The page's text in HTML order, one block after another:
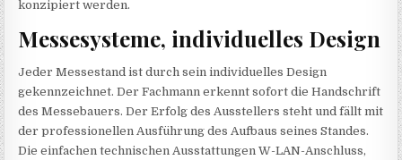
konzipiert werden.
Messesysteme, individuelles Design
Jeder Messestand ist durch sein individuelles Design
gekennzeichnet. Der Fachmann erkennt sofort die Handschrift
des Messebauers. Der Erfolg des Ausstellers steht und fällt mit
der professionellen Ausführung des Aufbaus seines Standes.
Die einfachen technischen Ausstattungen W-LAN-Anschluss,